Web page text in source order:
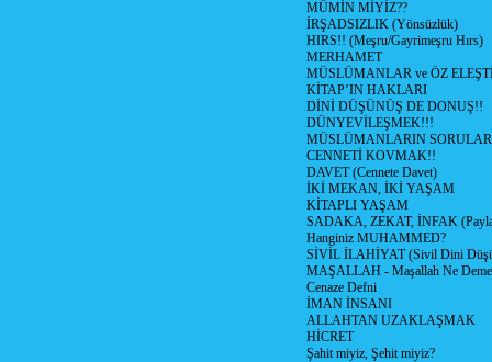
MÜMİN MİYİZ??
İRŞADSIZLIK (Yönsüzlük)
HIRS!! (Meşru/Gayrimeşru Hırs)
MERHAMET
MÜSLÜMANLAR ve ÖZ
KİTAP’IN HAKLARI
DİNİ DÜŞÜNÜŞ DE DONUŞ!!
DÜNYEVİLEŞMEK!!!
MÜSLÜMANLARIN
CENNETİ KOVMAK!!
DAVET (Cennete Davet)
İKİ MEKAN, İKİ YAŞAM
KİTAPLI YAŞAM
SADAKA, ZEKAT, İNFAK
Hanginiz MUHAMMED?
SİVİL İLAHİYAT (Sivil Dini
MAŞALLAH - Maşallah Ne
Cenaze Defni
İMAN İNSANI
ALLAHTAN UZAKLAŞMAK
HİCRET
Şahit miyiz, Şehit miyiz?